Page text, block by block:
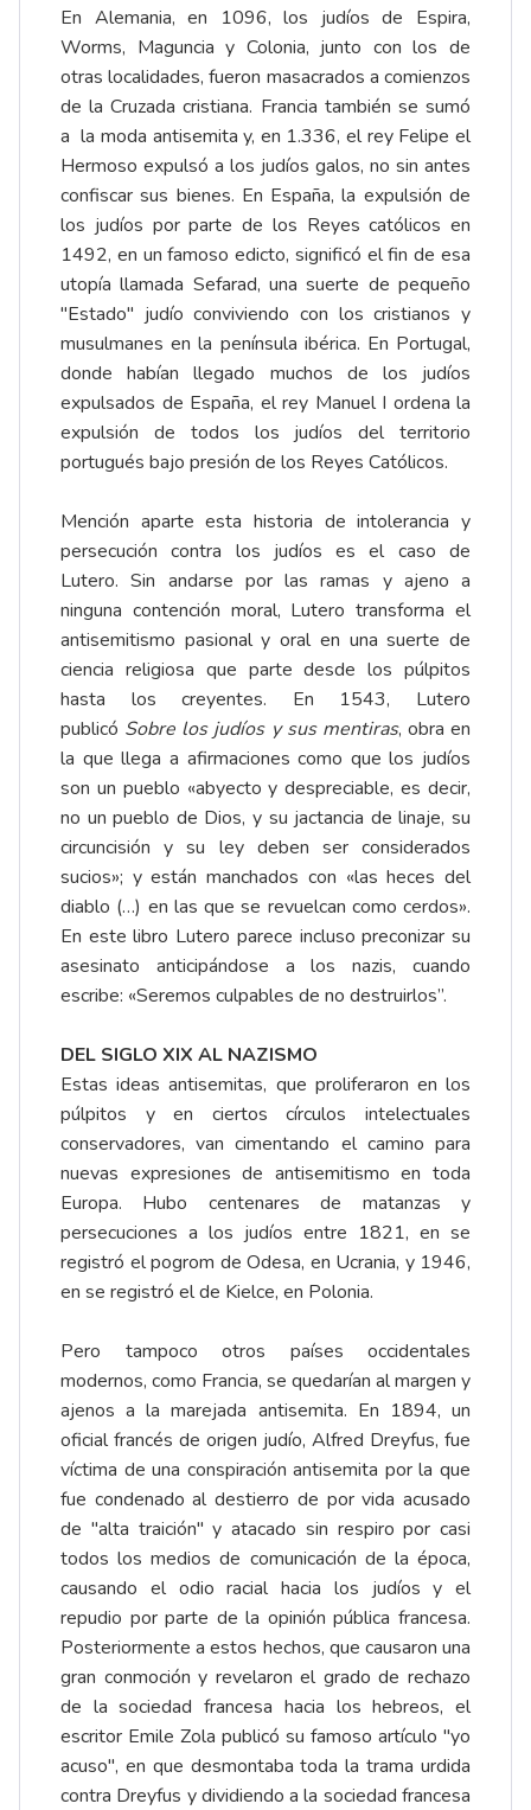
En Alemania, en 1096, los judíos de Espira,
Worms, Maguncia y Colonia, junto con los de
otras localidades, fueron masacrados a comienzos
de la Cruzada cristiana. Francia también se sumó
a la moda antisemita y, en 1.336, el rey Felipe el
Hermoso expulsó a los judíos galos, no sin antes
confiscar sus bienes. En España, la expulsión de
los judíos por parte de los Reyes católicos en
1492, en un famoso edicto, significó el fin de esa
utopía llamada Sefarad, una suerte de pequeño
"Estado" judío conviviendo con los cristianos y
musulmanes en la península ibérica. En Portugal,
donde habían llegado muchos de los judíos
expulsados de España, el rey Manuel I ordena la
expulsión de todos los judíos del territorio
portugués bajo presión de los Reyes Católicos.
Mención aparte esta historia de intolerancia y
persecución contra los judíos es el caso de
Lutero. Sin andarse por las ramas y ajeno a
ninguna contención moral, Lutero transforma el
antisemitismo pasional y oral en una suerte de
ciencia religiosa que parte desde los púlpitos
hasta los creyentes. En 1543, Lutero
publicó Sobre los judíos y sus mentiras, obra en
la que llega a afirmaciones como que los judíos
son un pueblo «abyecto y despreciable, es decir,
no un pueblo de Dios, y su jactancia de linaje, su
circuncisión y su ley deben ser considerados
sucios»; y están manchados con «las heces del
diablo (…) en las que se revuelcan como cerdos».
En este libro Lutero parece incluso preconizar su
asesinato anticipándose a los nazis, cuando
escribe: «Seremos culpables de no destruirlos”.
DEL SIGLO XIX AL NAZISMO
Estas ideas antisemitas, que proliferaron en los
púlpitos y en ciertos círculos intelectuales
conservadores, van cimentando el camino para
nuevas expresiones de antisemitismo en toda
Europa. Hubo centenares de matanzas y
persecuciones a los judíos entre 1821, en se
registró el pogrom de Odesa, en Ucrania, y 1946,
en se registró el de Kielce, en Polonia.
Pero tampoco otros países occidentales
modernos, como Francia, se quedarían al margen y
ajenos a la marejada antisemita. En 1894, un
oficial francés de origen judío, Alfred Dreyfus, fue
víctima de una conspiración antisemita por la que
fue condenado al destierro de por vida acusado
de "alta traición" y atacado sin respiro por casi
todos los medios de comunicación de la época,
causando el odio racial hacia los judíos y el
repudio por parte de la opinión pública francesa.
Posteriormente a estos hechos, que causaron una
gran conmoción y revelaron el grado de rechazo
de la sociedad francesa hacia los hebreos, el
escritor Emile Zola publicó su famoso artículo "yo
acuso", en que desmontaba toda la trama urdida
contra Dreyfus y dividiendo a la sociedad francesa